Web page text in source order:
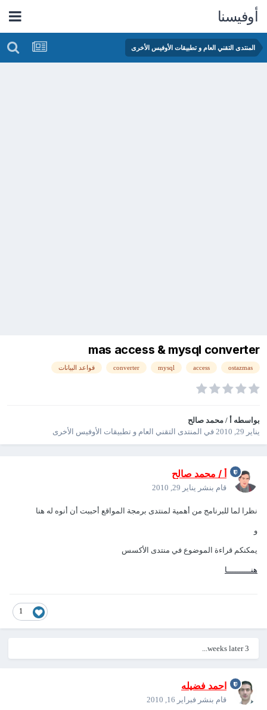
أوفيسنا
المنتدى التقني العام و تطبيقات الأوفيس الأخرى
mas access & mysql converter
ostazmas
access
mysql
converter قواعد البيانات
بواسطه أ / محمد صالح
يناير 29, 2010
في المنتدى التقني العام و تطبيقات الأوفيس الأخرى
أ / محمد صالح
قام بنشر يناير 29, 2010
نظرا لما للبرنامج من أهمية لمنتدى برمجة المواقع أحببت أن أنوه له هنا
و
يمكنكم قراءة الموضوع في منتدى الأكسس
هنــــــــــا
1
3 weeks later...
احمد فضيله
قام بنشر فبراير 16, 2010